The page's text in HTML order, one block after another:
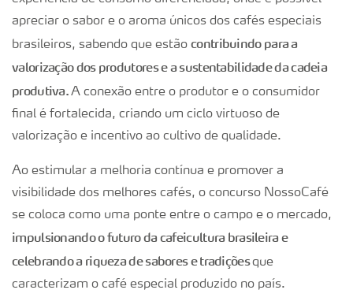
apreciar o sabor e o aroma únicos dos cafés especiais
brasileiros, sabendo que estão contribuindo para a
valorização dos produtores e a sustentabilidade da cadeia
produtiva.A conexão entre o produtor e o consumidor
final é fortalecida, criando um ciclo virtuoso de
valorização e incentivo ao cultivo de qualidade.
Ao estimular a melhoria contínua e promover a
visibilidade dos melhores cafés, o concurso NossoCafé
se coloca como uma ponte entre o campo e o mercado,
impulsionando o futuro da cafeicultura brasileira e
celebrando a riqueza de sabores e tradiçõesque
caracterizam o café especial produzido no país.